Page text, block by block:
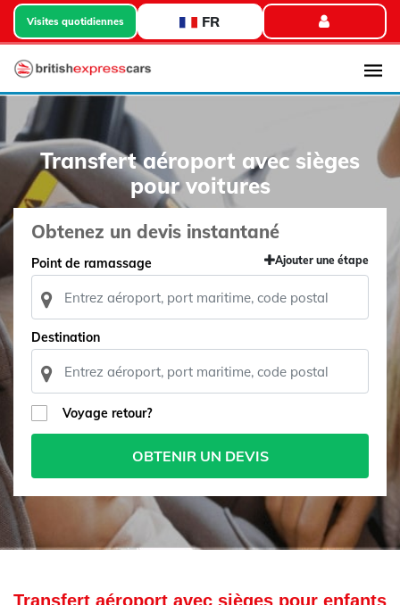
Visites quotidiennes FR
Transfert aéroport avec sièges
pour voitures
Obtenez un devis instantané
Point de ramassage Ajouter une étape
Destination
Voyage retour?
OBTENIR UN DEVIS
Transfert aéroport avec sièges pour enfants